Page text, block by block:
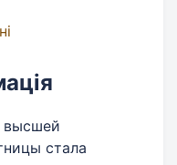
высшей
стала